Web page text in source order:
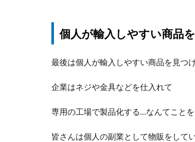
個人が輸入しやすい商品
最後は個人が輸入しやすい商品を見つ
企業はネジや金具などを仕入れて
専用の工場で製品化する…なんてことを
皆さんは個人の副業として物販をして